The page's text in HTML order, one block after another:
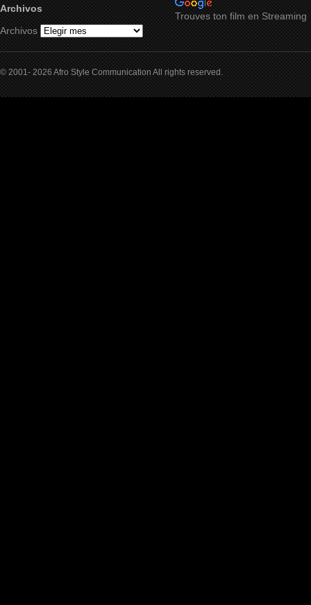
Archivos
Archivos
Trouves ton film en Streaming
© 2001- 2026 Afro Style Communication All rights reserved.